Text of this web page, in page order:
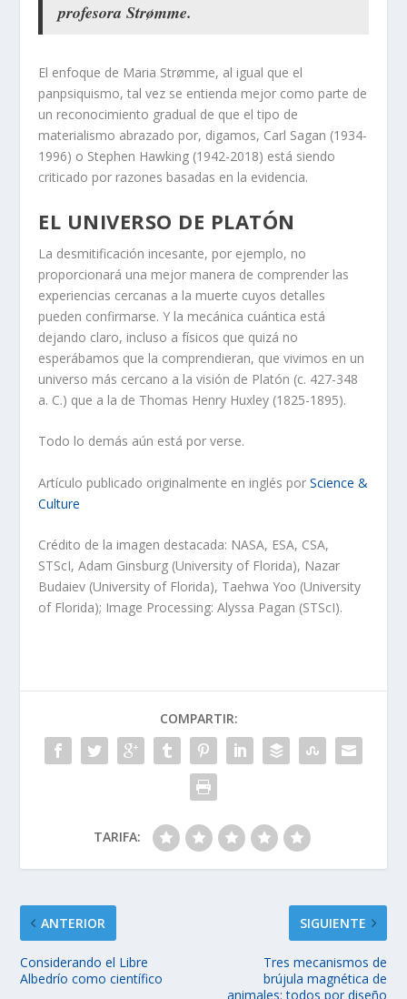
profesora Strømme.
El enfoque de Maria Strømme, al igual que el
panpsiquismo, tal vez se entienda mejor como parte de
un reconocimiento gradual de que el tipo de
materialismo abrazado por, digamos, Carl Sagan (1934-
1996) o Stephen Hawking (1942-2018) está siendo
criticado por razones basadas en la evidencia.
EL UNIVERSO DE PLATÓN
La desmitificación incesante, por ejemplo, no
proporcionará una mejor manera de comprender las
experiencias cercanas a la muerte cuyos detalles
pueden confirmarse. Y la mecánica cuántica está
dejando claro, incluso a físicos que quizá no
esperábamos que la comprendieran, que vivimos en un
universo más cercano a la visión de Platón (c. 427-348
a. C.) que a la de Thomas Henry Huxley (1825-1895).
Todo lo demás aún está por verse.
Artículo publicado originalmente en inglés porScience &
Culture
Crédito de la imagen destacada: NASA, ESA, CSA,
STScI, Adam Ginsburg (University of Florida), Nazar
Budaiev (University of Florida), Taehwa Yoo (University
of Florida); Image Processing: Alyssa Pagan (STScI).
COMPARTIR:
TARIFA:
ANTERIOR
Considerando el Libre
Albedrío como científico
SIGUIENTE
Tres mecanismos de
brújula magnética de
animales: todos por diseño